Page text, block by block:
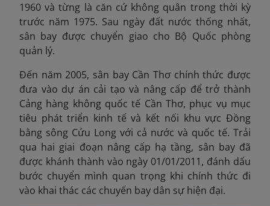
1960 và từng là căn cứ không quân trong thời kỳ
trước năm 1975. Sau ngày đất nước thống nhất,
sân bay được chuyển giao cho Bộ Quốc phòng
quản lý.
Đến năm 2005, sân bay Cần Thơ chính thức được
đưa vào dự án cải tạo và nâng cấp để trở thành
Cảng hàng không quốc tế Cần Thơ, phục vụ mục
tiêu phát triển kinh tế và kết nối khu vực Đồng
bằng sông Cửu Long với cả nước và quốc tế. Trải
qua hai giai đoạn nâng cấp hạ tầng, sân bay đã
được khánh thành vào ngày 01/01/2011, đánh dấu
bước chuyển mình quan trọng khi chính thức đi
vào khai thác các chuyến bay dân sự hiện đại.